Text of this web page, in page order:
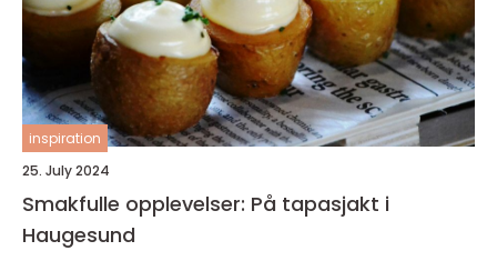
inspiration
25. July 2024
Smakfulle opplevelser: På tapasjakt i
Haugesund